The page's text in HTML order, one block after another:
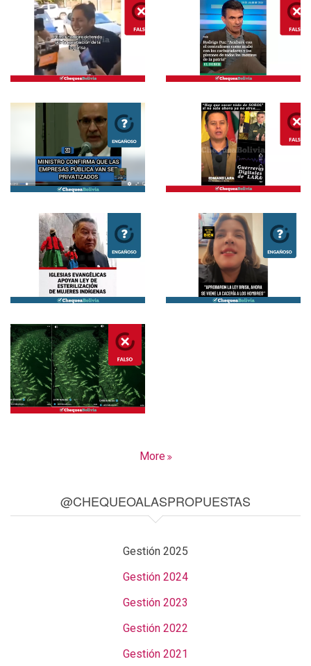
More
@CHEQUEOALASPROPUESTAS
Gestión 2025
Gestión 2024
Gestión 2023
Gestión 2022
Gestión 2021